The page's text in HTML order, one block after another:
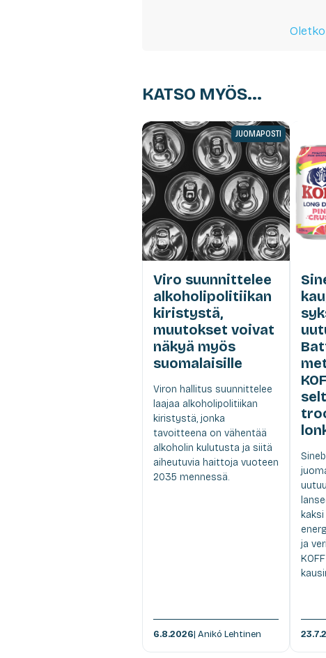
Oletko
KATSO MYÖS...
JUOMAPOSTI
Viro suunnittelee
alkoholipolitiikan
kiristystä,
muutokset voivat
näkyä myös
suomalaisille
Viron hallitus suunnittelee
laajaa alkoholipolitiikan
kiristystä, jonka
tavoitteena on vähentää
alkoholin kulutusta ja siitä
aiheutuvia haittoja vuoteen
2035 mennessä.
6.8.2026| Anikó Lehtinen
ja